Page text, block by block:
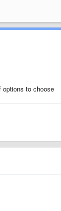
options to choose